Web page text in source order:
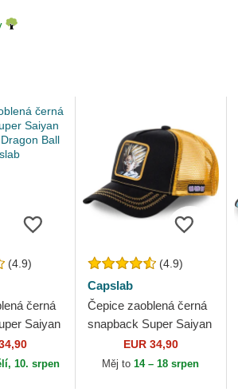
(4.9)
černá
Saiyan
Ball
10. srpen
(4.9)
Capslab
Čepice zaoblená černá
snapback Super Saiyan
2 DBZSUP Son Gohan
Dragon Ball Capslab
EUR 34,90
Měj to14 – 18 srpen